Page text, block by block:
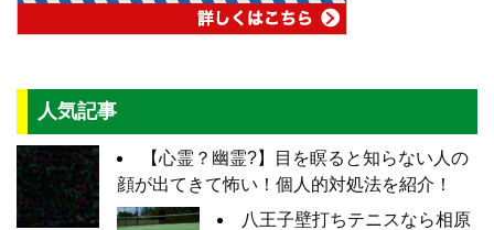
人気記事
【心霊？幽霊?】目を瞑ると知らない人の
顔が出てきて怖い！個人的対処法を紹介！
八王子壁打ちテニスなら相原